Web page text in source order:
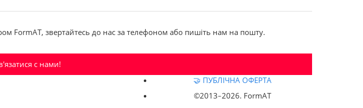
FormAT, звертайтесь до нас за телефоном або пишіть нам на пошту.
с нами!
🤝 ПУБЛІЧНА ОФЕРТА
©2013‒2026. FormAT